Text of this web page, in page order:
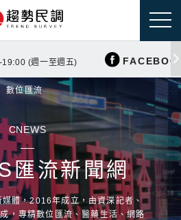
(週一至週五)
數位匯流
CNEWS
匯流新聞網
媒體，2016年成立，由資深記者、
，專精數位匯流、醫藥生活、網路